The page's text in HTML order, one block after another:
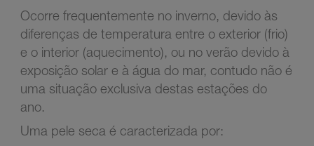
Ocorre frequentemente no inverno, devido às
diferenças de temperatura entre o exterior (frio)
e o interior (aquecimento), ou no verão devido à
exposição solar e à água do mar, contudo não é
uma situação exclusiva destas estações do
ano.
Uma pele seca é caracterizada por: